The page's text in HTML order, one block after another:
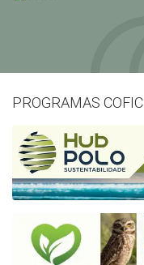
PROGRAMAS COFIC